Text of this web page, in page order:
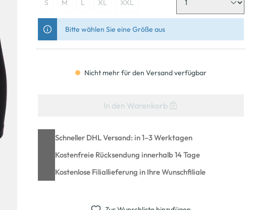
S M L XL XXL
Bitte wählen Sie eine Größe aus
Nicht mehr für den Versand verfügbar
In den Warenkorb
Schneller DHL Versand: in 1–3 Werktagen
Kostenfreie Rücksendung innerhalb 14 Tage
Kostenlose Filiallieferung in Ihre Wunschfiliale